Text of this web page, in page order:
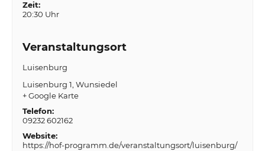
Zeit:
20:30 Uhr
Veranstaltungsort
Luisenburg
Luisenburg 1 Wunsiedel
+ Google Karte
Telefon:
09232 602162
Website:
https://hof-programm.de/veranstaltungsort/luisenburg/